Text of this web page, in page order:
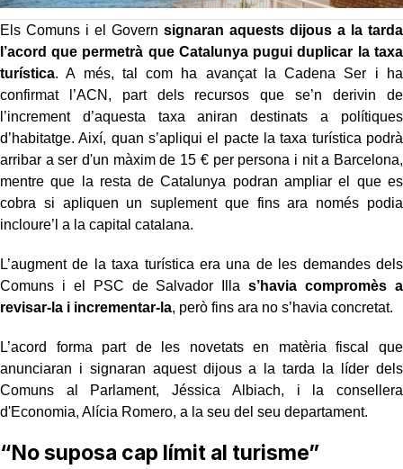
Els Comuns i el Govern signaran aquests dijous a la tarda
l’acord que permetrà que Catalunya pugui duplicar la taxa
turística. A més, tal com ha avançat la Cadena Ser i ha
confirmat l’ACN, part dels recursos que se’n derivin de
l’increment d’aquesta taxa aniran destinats a polítiques
d’habitatge. Així, quan s’apliqui el pacte la taxa turística podrà
arribar a ser d'un màxim de 15 € per persona i nit a Barcelona,
mentre que la resta de Catalunya podran ampliar el que es
cobra si apliquen un suplement que fins ara només podia
incloure’l a la capital catalana.
L’augment de la taxa turística era una de les demandes dels
Comuns i el PSC de Salvador Illas’havia compromès a
revisar-la i incrementar-la, però fins ara no s’havia concretat.
L’acord forma part de les novetats en matèria fiscal que
anunciaran i signaran aquest dijous a la tarda la líder dels
Comuns al Parlament, Jéssica Albiach, i la consellera
d'Economia, Alícia Romero, a la seu del seu departament.
“No suposa cap límit al turisme”